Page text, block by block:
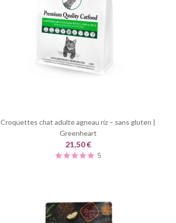
Croquettes chat adulte agneau riz – sans gluten |
Greenheart
21,50 €
5